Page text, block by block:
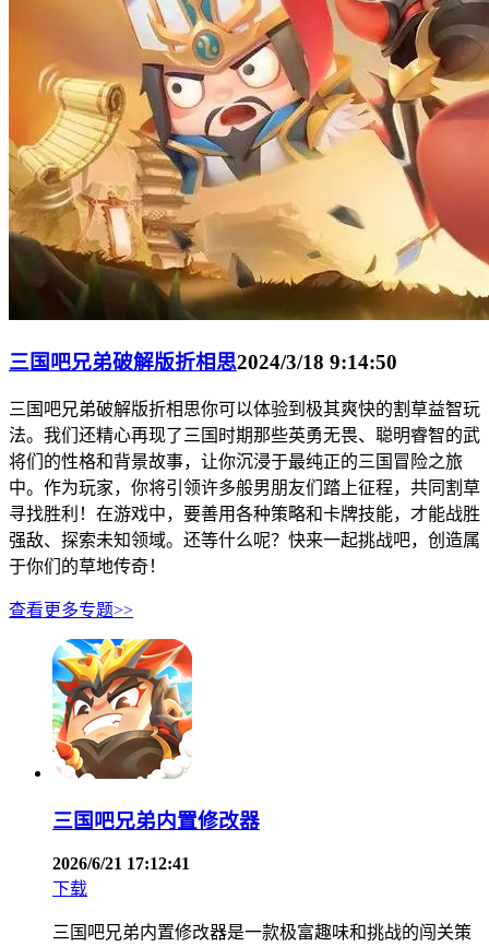
三国吧兄弟破解版折相思2024/3/18 9:14:50
三国吧兄弟破解版折相思你可以体验到极其爽快的割草益智玩
法。我们还精心再现了三国时期那些英勇无畏、聪明睿智的武
将们的性格和背景故事，让你沉浸于最纯正的三国冒险之旅
中。作为玩家，你将引领许多般男朋友们踏上征程，共同割草
寻找胜利！在游戏中，要善用各种策略和卡牌技能，才能战胜
强敌、探索未知领域。还等什么呢？快来一起挑战吧，创造属
于你们的草地传奇！
查看更多专题>>
三国吧兄弟内置修改器
2026/6/21 17:12:41
下载
三国吧兄弟内置修改器是一款极富趣味和挑战的闯关策